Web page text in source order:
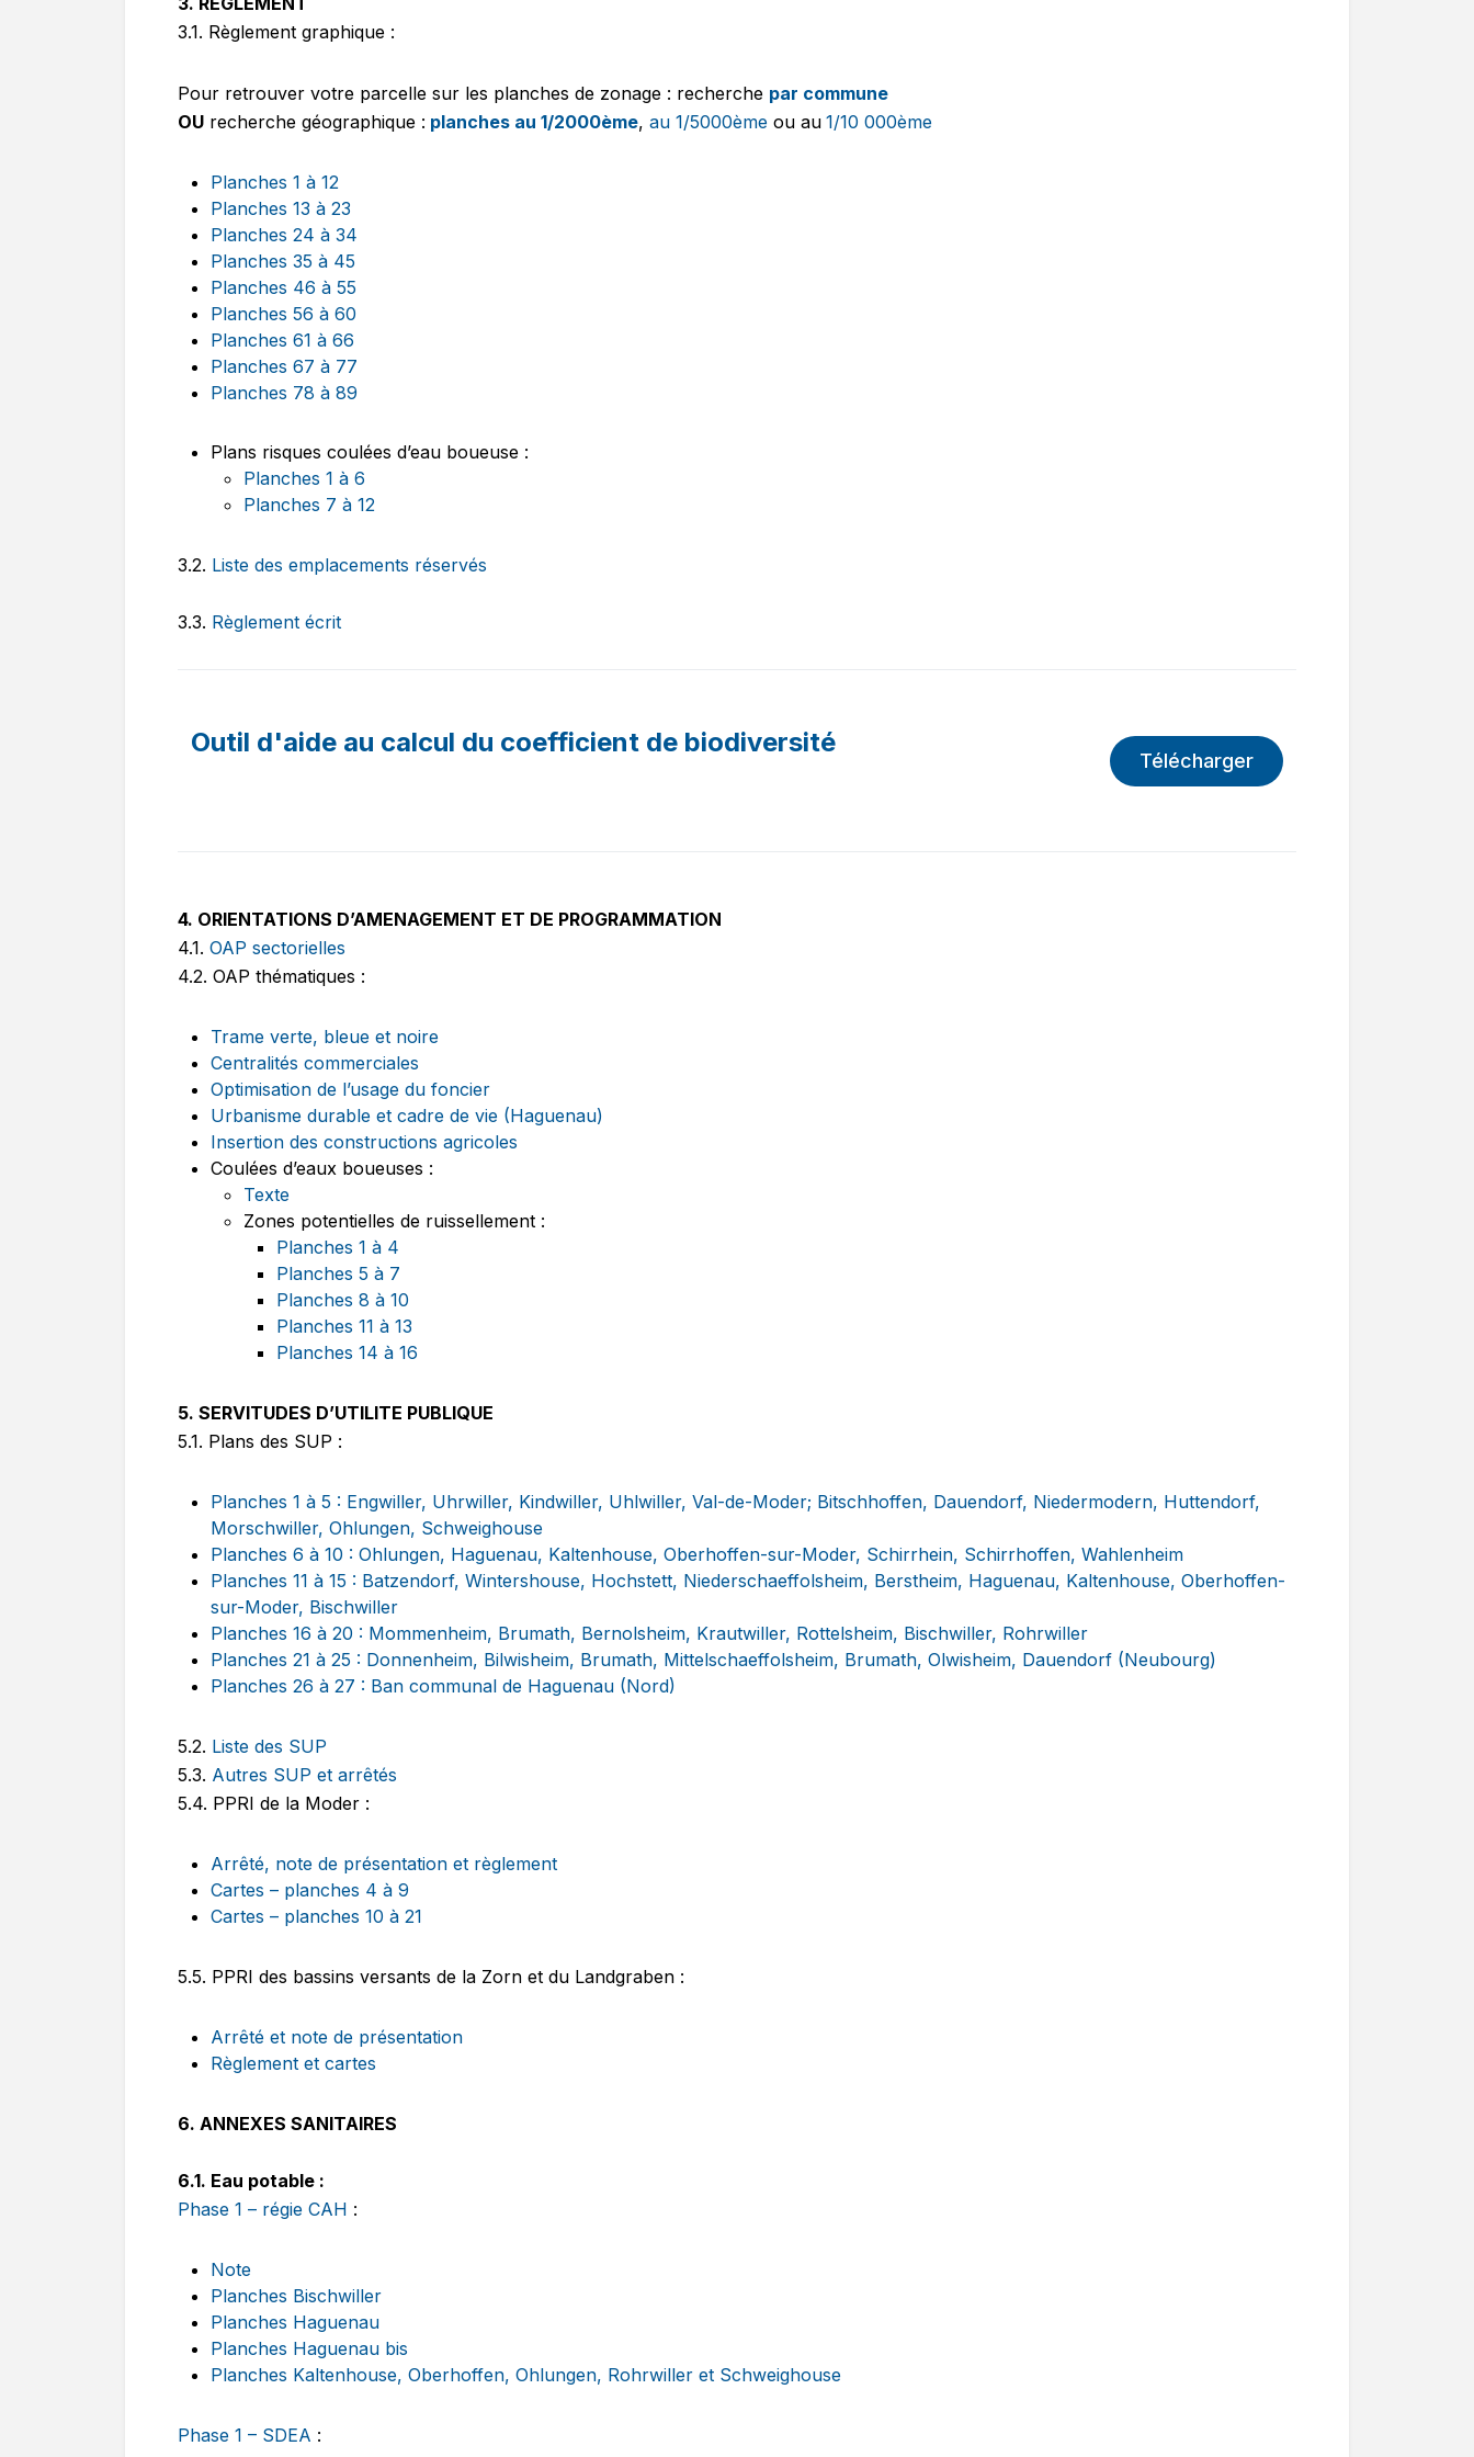
3.1. Règlement graphique :
Pour retrouver votre parcelle sur les planches de zonage : recherche par commune
OU recherche géographique : planches au 1/2000ème, au 1/5000ème ou au 1/10 000ème
Planches 1 à 12
Planches 13 à 23
Planches 24 à 34
Planches 35 à 45
Planches 46 à 55
Planches 56 à 60
Planches 61 à 66
Planches 67 à 77
Planches 78 à 89
Plans risques coulées d’eau boueuse :
Planches 1 à 6
Planches 7 à 12
3.2. Liste des emplacements réservés
3.3. Règlement écrit
Outil d'aide au calcul du coefficient de biodiversité
Télécharger
4. ORIENTATIONS D’AMENAGEMENT ET DE PROGRAMMATION
4.1. OAP sectorielles
4.2. OAP thématiques :
Trame verte, bleue et noire
Centralités commerciales
Optimisation de l’usage du foncier
Urbanisme durable et cadre de vie (Haguenau)
Insertion des constructions agricoles
Coulées d’eaux boueuses :
Texte
Zones potentielles de ruissellement :
Planches 1 à 4
Planches 5 à 7
Planches 8 à 10
Planches 11 à 13
Planches 14 à 16
5. SERVITUDES D’UTILITE PUBLIQUE
5.1. Plans des SUP :
Planches 1 à 5 : Engwiller, Uhrwiller, Kindwiller, Uhlwiller, Val-de-Moder; Bitschhoffen, Dauendorf, Niedermodern, Huttendorf,
Morschwiller, Ohlungen, Schweighouse
Planches 6 à 10 : Ohlungen, Haguenau, Kaltenhouse, Oberhoffen-sur-Moder, Schirrhein, Schirrhoffen, Wahlenheim
Planches 11 à 15 : Batzendorf, Wintershouse, Hochstett, Niederschaeffolsheim, Berstheim, Haguenau, Kaltenhouse, Oberhoffen-
sur-Moder, Bischwiller
Planches 16 à 20 : Mommenheim, Brumath, Bernolsheim, Krautwiller, Rottelsheim, Bischwiller, Rohrwiller
Planches 21 à 25 : Donnenheim, Bilwisheim, Brumath, Mittelschaeffolsheim, Brumath, Olwisheim, Dauendorf (Neubourg)
Planches 26 à 27 : Ban communal de Haguenau (Nord)
5.2. Liste des SUP
5.3. Autres SUP et arrêtés
5.4. PPRI de la Moder :
Arrêté, note de présentation et règlement
Cartes – planches 4 à 9
Cartes – planches 10 à 21
5.5. PPRI des bassins versants de la Zorn et du Landgraben :
Arrêté et note de présentation
Règlement et cartes
6. ANNEXES SANITAIRES
6.1. Eau potable :
Phase 1 – régie CAH :
Note
Planches Bischwiller
Planches Haguenau
Planches Haguenau bis
Planches Kaltenhouse, Oberhoffen, Ohlungen, Rohrwiller et Schweighouse
Phase 1 – SDEA :